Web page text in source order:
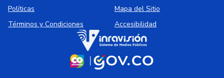
Políticas
Mapa del Sitio
Términos y Condiciones
Accesibilidad